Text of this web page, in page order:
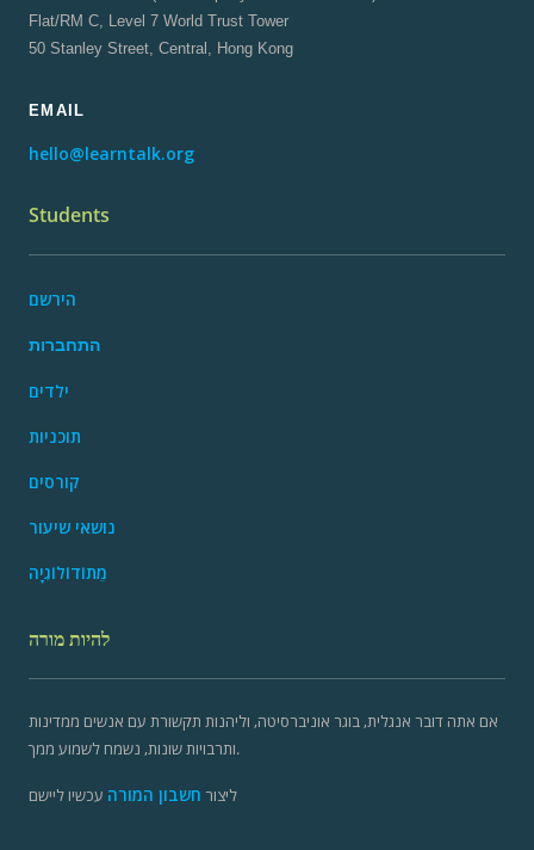
Flat/RM C, Level 7 World Trust Tower
50 Stanley Street, Central, Hong Kong
EMAIL
hello@learntalk.org
Students
הירשם
התחברות
ילדים
תוכניות
קורסים
נושאי שיעור
מֵתוֹדוֹלוֹגִיָה
להיות מורה
אם אתה דובר אנגלית, בוגר אוניברסיטה, וליהנות תקשורת עם אנשים ממדינות
ותרבויות שונות, נשמח לשמוע ממך.
ליצור חשבון המורה עכשיו ליישם